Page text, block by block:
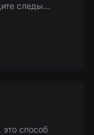
следы
это способ